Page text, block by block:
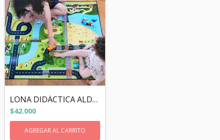
LONA DIDÁCTICA ALDEA · Genérica
$42.000